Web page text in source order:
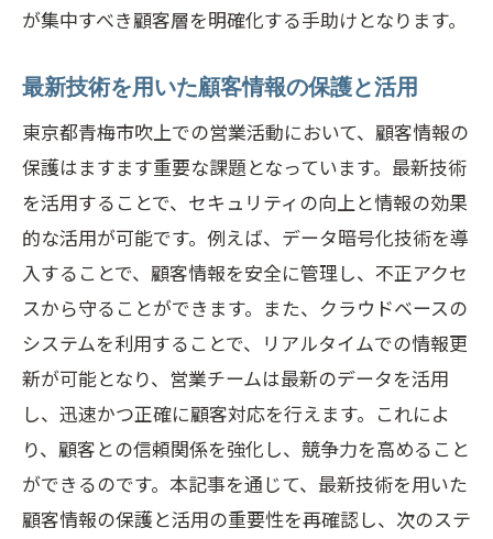
が集中すべき顧客層を明確化する手助けとなります。
最新技術を用いた顧客情報の保護と活用
東京都青梅市吹上での営業活動において、顧客情報の
保護はますます重要な課題となっています。最新技術
を活用することで、セキュリティの向上と情報の効果
的な活用が可能です。例えば、データ暗号化技術を導
入することで、顧客情報を安全に管理し、不正アクセ
スから守ることができます。また、クラウドベースの
システムを利用することで、リアルタイムでの情報更
新が可能となり、営業チームは最新のデータを活用
し、迅速かつ正確に顧客対応を行えます。これによ
り、顧客との信頼関係を強化し、競争力を高めること
ができるのです。本記事を通じて、最新技術を用いた
顧客情報の保護と活用の重要性を再確認し、次のステ